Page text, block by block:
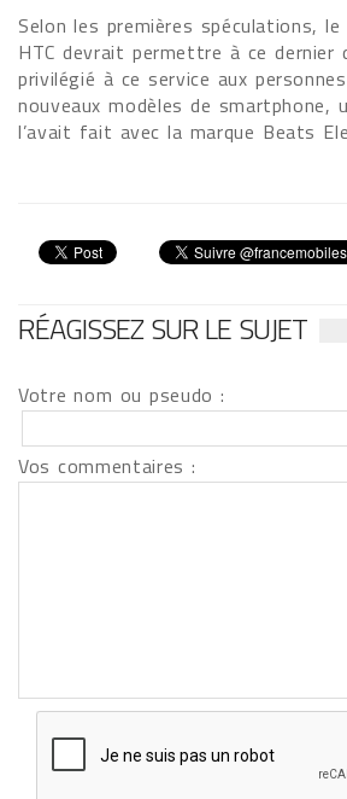
Selon les premières spéculations,
HTC devrait permettre à ce dernier
privilégié à ce service aux
nouveaux modèles de smartphone,
l’avait fait avec la marque Beats
RÉAGISSEZ SUR LE SUJET
Votre nom ou pseudo :
Vos commentaires :